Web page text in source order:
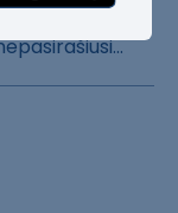
(SAM)